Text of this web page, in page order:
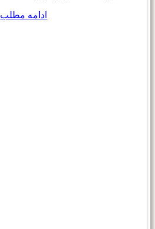
ادامه مطلب